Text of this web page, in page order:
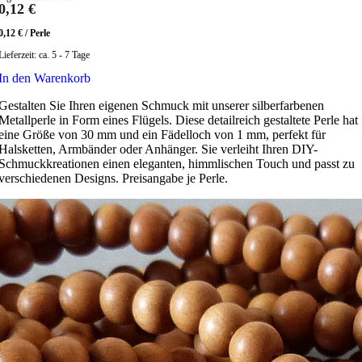
€
€ /Perle
ca. 5 - 7 Tage
den Warenkorb
Sie Ihren eigenen Schmuck mit unserer silberfarbenen
in Form eines Flügels. Diese detailreich gestaltete Perle hat
Größe von 30 mm und ein Fädelloch von 1 mm, perfekt für
Armbänder oder Anhänger. Sie verleiht Ihren DIY-
einen eleganten, himmlischen Touch und passt zu
Designs. Preisangabe je Perle.